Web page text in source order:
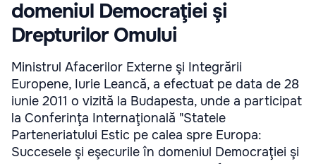
domeniul Democraţiei şi
Drepturilor Omului
Ministrul Afacerilor Externe şi Integrării
Europene, Iurie Leancă, a efectuat pe data de 28
iunie 2011 o vizită la Budapesta, unde a participat
la Conferinţa Internaţională "Statele
Parteneriatului Estic pe calea spre Europa:
Succesele şi eşecurile în domeniul Democraţiei şi